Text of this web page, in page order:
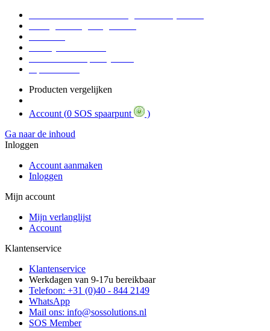
Producten vergelijken
Account (0 SOS spaarpunt
)
Ga naar de inhoud
Inloggen
Account aanmaken
Inloggen
Mijn account
Mijn verlanglijst
Account
Klantenservice
Klantenservice
Werkdagen van 9-17u bereikbaar
Telefoon: +31 (0)40 - 844 2149
WhatsApp
Mail ons: info@sossolutions.nl
SOS Member